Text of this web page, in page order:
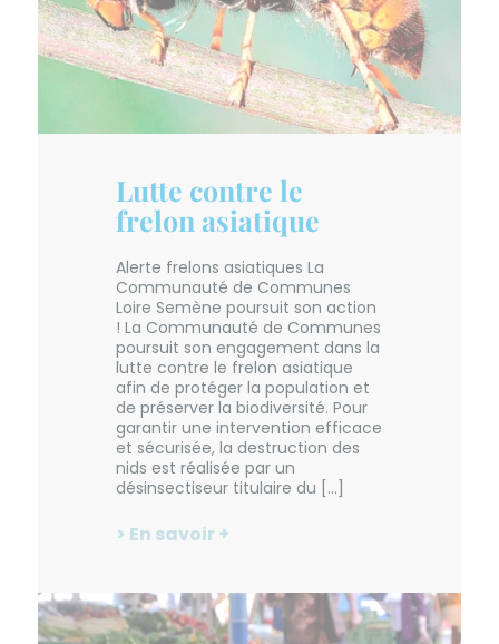
Lutte contre le
frelon asiatique
Alerte frelons asiatiques La
Communauté de Communes
Loire Semène poursuit son action
! La Communauté de Communes
poursuit son engagement dans la
lutte contre le frelon asiatique
afin de protéger la population et
de préserver la biodiversité. Pour
garantir une intervention efficace
et sécurisée, la destruction des
nids est réalisée par un
désinsectiseur titulaire du […]
> En savoir +